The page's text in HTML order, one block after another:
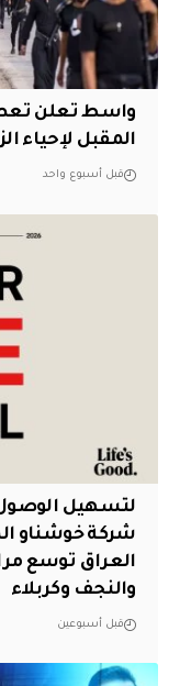
واسط تعلن
المقبل لإحياء
قبل أسبوع واحد
لتسهيل الوصول
العراق توسع
والنجف وكربلاء
قبل أسبوعين